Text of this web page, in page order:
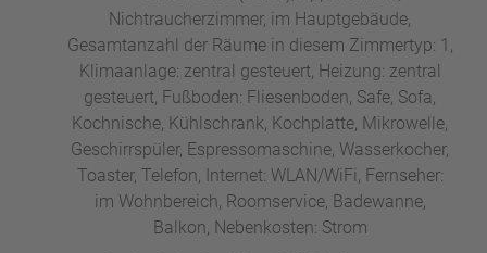
Nichtraucherzimmer, im Hauptgebäude,
Gesamtanzahl der Räume in diesem Zimmertyp: 1,
Klimaanlage: zentral gesteuert, Heizung: zentral
gesteuert, Fußboden: Fliesenboden, Safe, Sofa,
Kochnische, Kühlschrank, Kochplatte, Mikrowelle,
Geschirrspüler, Espressomaschine, Wasserkocher,
Toaster, Telefon, Internet: WLAN/WiFi, Fernseher:
im Wohnbereich, Roomservice, Badewanne,
Balkon, Nebenkosten: Strom